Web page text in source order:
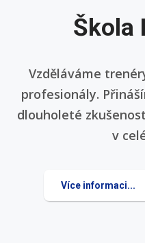
Škola
Vzděláváme
profesionály.
dlouholeté
v
Více informaci...